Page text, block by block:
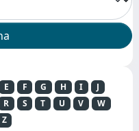
E F G H I
J
R S T U V
W
Z